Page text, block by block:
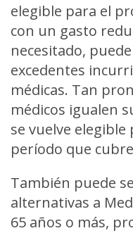
elegible para el
con un gasto
necesitado,
excedentes
médicas. Tan
médicos igualen
se vuelve
período que
También puede
alternativas a
65 años o más,